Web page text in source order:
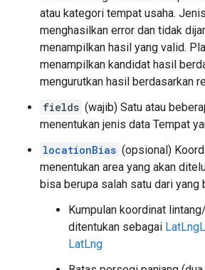
atau kategori tempat usaha.
menghasilkan error dan tidak
menampilkan hasil yang valid.
menampilkan kandidat hasil
mengurutkan hasil berdasarkan
fields (wajib) Satu atau
menentukan jenis data Tempat
locationBias (opsional)
menentukan area yang akan
bisa berupa salah satu dari yang
Kumpulan koordinat
ditentukan sebagai
LatLng